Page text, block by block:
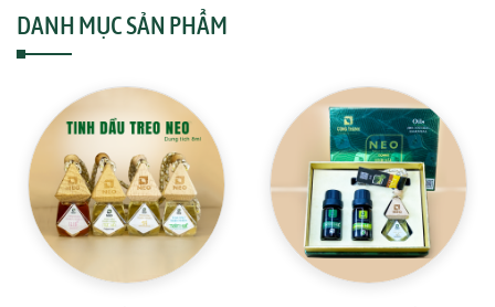
DANH MỤC SẢN PHẨM